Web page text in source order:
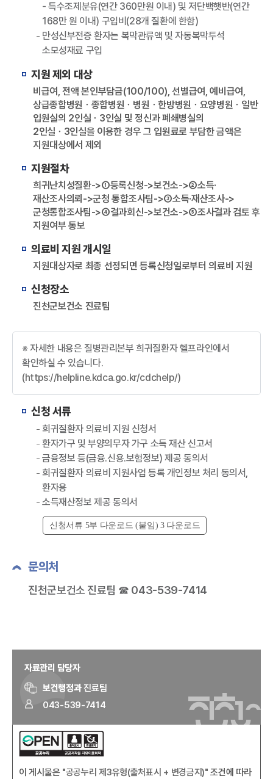
- 특수조제분유(연간 360만원 이내) 및 저단백햇반(연간
168만 원 이내) 구입비(28개 질환에 한함)
만성신부전증 환자는 복막관류액 및 자동복막투석
소모성재료 구입
지원 제외 대상
비급여, 전액 본인부담금(100/100), 선별급여, 예비급여,
상급종합병원ㆍ종합병원ㆍ병원ㆍ한방병원ㆍ요양병원ㆍ일반
입원실의 2인실ㆍ3인실 및 정신과 폐쇄병실의
2인실ㆍ3인실을 이용한 경우 그 입원료로 부담한 금액은
지원대상에서 제외
지원절차
희귀난치성질환->①등록신청->보건소->②소득·
재산조사의뢰->군청 통합조사팀->③소득·재산조사->
군청통합조사팀->④결과회신->보건소->⑤조사결과 검토 후
지원여부 통보
의료비 지원 개시일
지원대상자로 최종 선정되면 등록신청일로부터 의료비 지원
신청장소
진천군보건소 진료팀
※ 자세한 내용은 질병관리본부 희귀질환자 헬프라인에서
확인하실 수 있습니다.
(https://helpline.kdca.go.kr/cdchelp/)
신청 서류
희귀질환자 의료비 지원 신청서
환자가구 및 부양의무자 가구 소득 재산 신고서
금융정보 등(금융․신용․보험정보) 제공 동의서
희귀질환자 의료비 지원사업 등록 개인정보 처리 동의서,
환자용
소득재산정보 제공 동의서
신청서류 5부 다운로드 (붙임) 3 다운로드
문의처
진천군보건소 진료팀 ☎ 043-539-7414
자료관리 담당자
보건행정과 진료팀
043-539-7414
이 게시물은 "공공누리 제3유형(출처표시 + 변경금지)" 조건에 따라